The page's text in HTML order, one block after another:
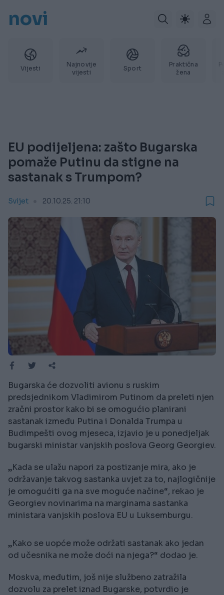
novi
Vijesti
Najnovije
vijesti
Sport
Praktična
žena
EU podijeljena: zašto Bugarska
pomaže Putinu da stigne na
sastanak s Trumpom?
Svijet 20.10.25. 21:10
Bugarska će dozvoliti avionu s ruskim
predsjednikom Vladimirom Putinom da preleti njen
zračni prostor kako bi se omogućio planirani
sastanak između Putina i Donalda Trumpa u
Budimpešti ovog mjeseca, izjavio je u ponedjeljak
bugarski ministar vanjskih poslova Georg Georgiev.
„Kada se ulažu napori za postizanje mira, ako je
održavanje takvog sastanka uvjet za to, najlogičnije
je omogućiti ga na sve moguće načine“, rekao je
Georgiev novinarima na marginama sastanka
ministara vanjskih poslova EU u Luksemburgu.
„Kako se uopće može održati sastanak ako jedan
od učesnika ne može doći na njega?“ dodao je.
Moskva, međutim, još nije službeno zatražila
dozvolu za prelet iznad Bugarske, potvrdio je